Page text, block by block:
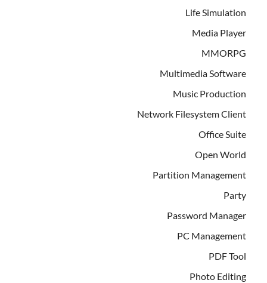
Life Simulation
Media Player
MMORPG
Multimedia Software
Music Production
Network Filesystem Client
Office Suite
Open World
Partition Management
Party
Password Manager
PC Management
PDF Tool
Photo Editing